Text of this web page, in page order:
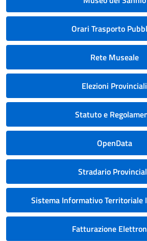
Orari Trasporto
Rete Museale
Elezioni Provinciali
Statuto e
OpenData
Stradario
Sistema Informativo Territoriale
Fatturazione